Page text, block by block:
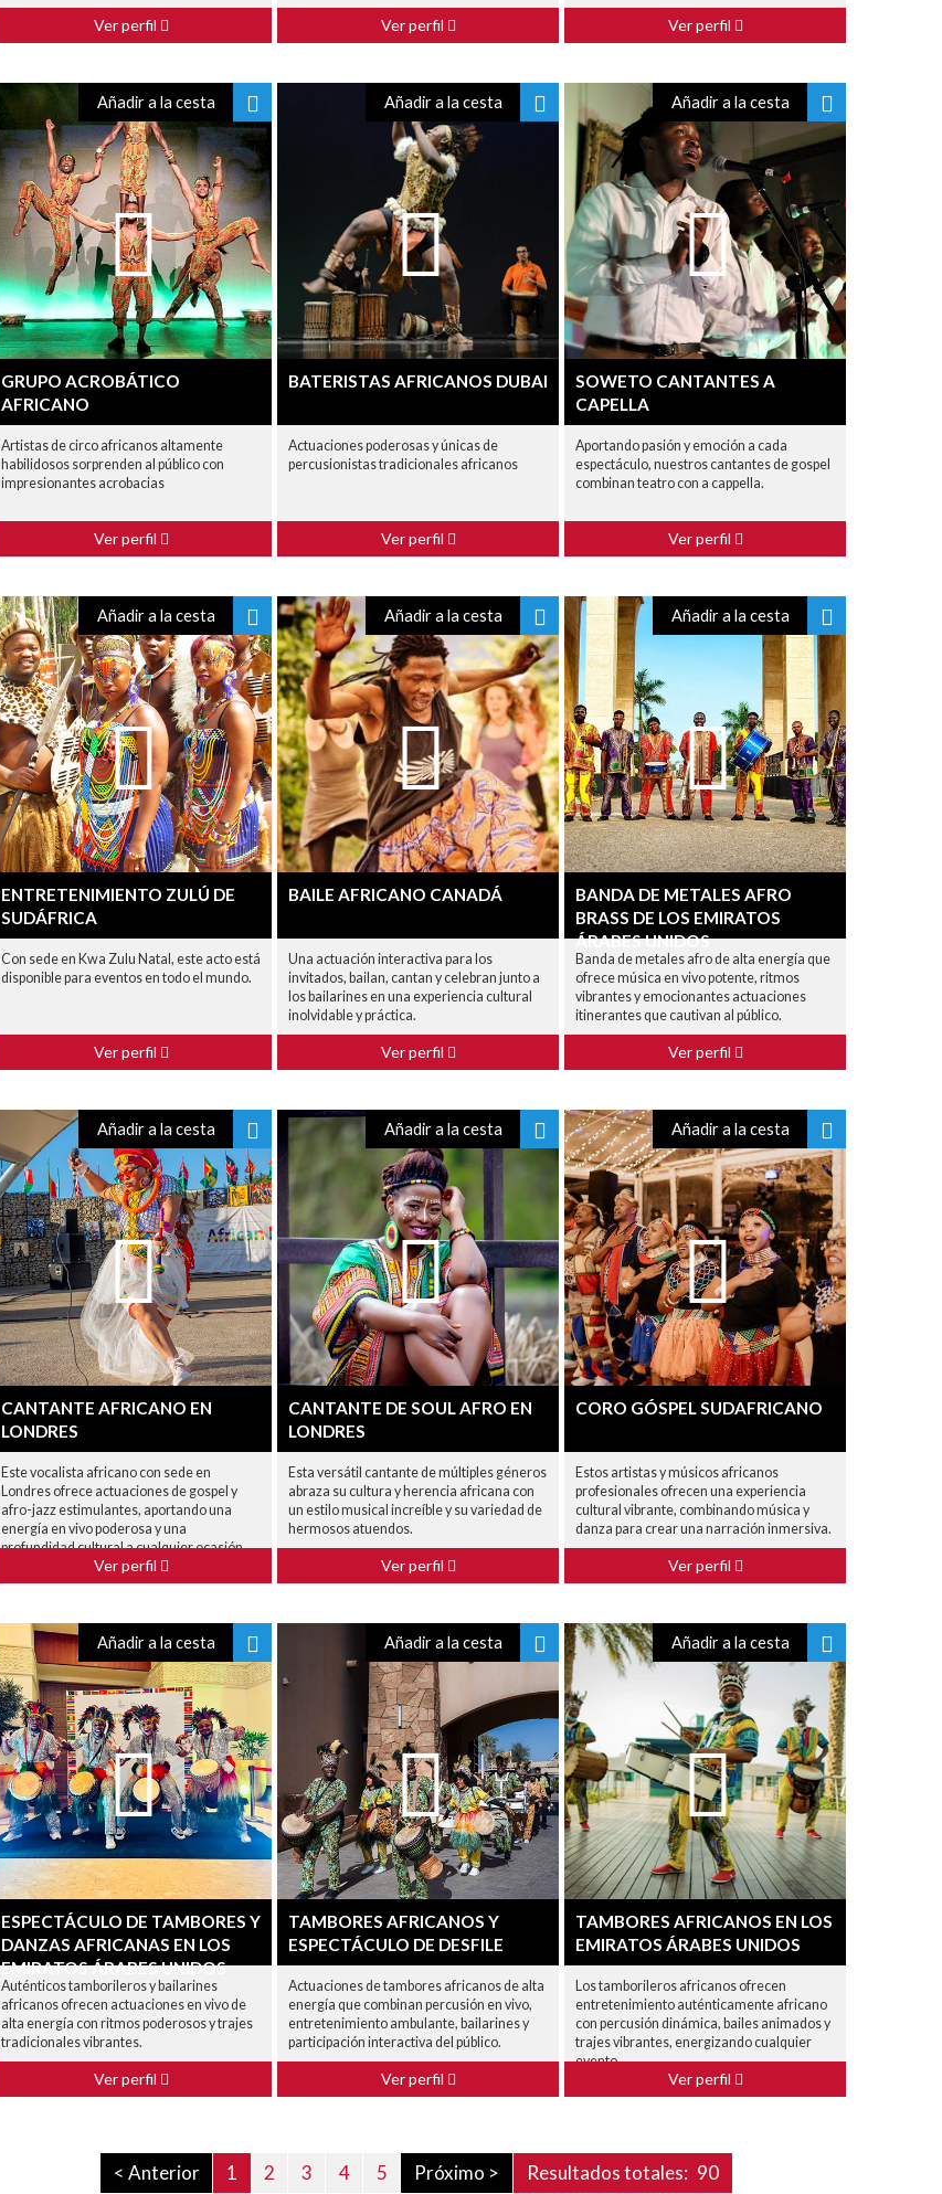
Ver perfil Ver perfil Ver perfil
Añadir a la cesta
GRUPO ACROBÁTICO
AFRICANO
Artistas de circo africanos altamente
habilidosos sorprenden al público con
impresionantes acrobacias
Ver perfil
Añadir a la cesta
BATERISTAS AFRICANOS DUBAI
Actuaciones poderosas y únicas de
percusionistas tradicionales africanos
Ver perfil
Añadir a la cesta
SOWETO CANTANTES A
CAPELLA
Aportando pasión y emoción a cada
espectáculo, nuestros cantantes de gospel
combinan teatro con a cappella.
Ver perfil
Añadir a la cesta
ENTRETENIMIENTO ZULÚ DE
SUDÁFRICA
Con sede en Kwa Zulu Natal, este acto está
disponible para eventos en todo el mundo.
Ver perfil
Añadir a la cesta
BAILE AFRICANO CANADÁ
Una actuación interactiva para los
invitados, bailan, cantan y celebran junto a
los bailarines en una experiencia cultural
inolvidable y práctica.
Ver perfil
Añadir a la cesta
BANDA DE METALES AFRO
BRASS DE LOS EMIRATOS
ÁRABES UNIDOS
Banda de metales afro de alta energía que
ofrece música en vivo potente, ritmos
vibrantes y emocionantes actuaciones
itinerantes que cautivan al público.
Ver perfil
Añadir a la cesta
CANTANTE AFRICANO EN
LONDRES
Este vocalista africano con sede en
Londres ofrece actuaciones de gospel y
afro-jazz estimulantes, aportando una
energía en vivo poderosa y una
profundidad cultural a cualquier ocasión.
Ver perfil
Añadir a la cesta
CANTANTE DE SOUL AFRO EN
LONDRES
Esta versátil cantante de múltiples géneros
abraza su cultura y herencia africana con
un estilo musical increíble y su variedad de
hermosos atuendos.
Ver perfil
Añadir a la cesta
CORO GÓSPEL SUDAFRICANO
Estos artistas y músicos africanos
profesionales ofrecen una experiencia
cultural vibrante, combinando música y
danza para crear una narración inmersiva.
Ver perfil
Añadir a la cesta
ESPECTÁCULO DE TAMBORES Y
DANZAS AFRICANAS EN LOS
EMIRATOS ÁRABES UNIDOS
Auténticos tamborileros y bailarines
africanos ofrecen actuaciones en vivo de
alta energía con ritmos poderosos y trajes
tradicionales vibrantes.
Ver perfil
Añadir a la cesta
TAMBORES AFRICANOS Y
ESPECTÁCULO DE DESFILE
Actuaciones de tambores africanos de alta
energía que combinan percusión en vivo,
entretenimiento ambulante, bailarines y
participación interactiva del público.
Ver perfil
Añadir a la cesta
TAMBORES AFRICANOS EN LOS
EMIRATOS ÁRABES UNIDOS
Los tamborileros africanos ofrecen
entretenimiento auténticamente africano
con percusión dinámica, bailes animados y
trajes vibrantes, energizando cualquier
evento.
Ver perfil
< Anterior 1 2 3 4 5 Próximo > Resultados totales: 90